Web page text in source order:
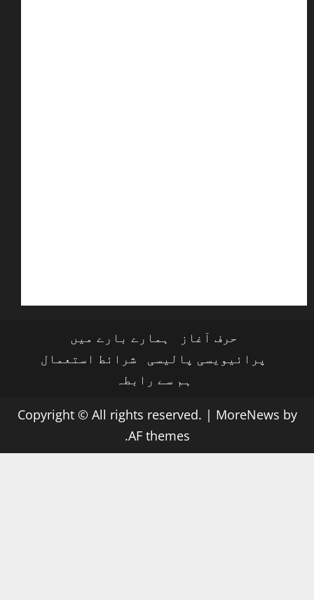
حرف آغاز
ہمارے بارے میں
پرائیویسی پالیسی
شرائط استعمال
ہم سے رابطہ
Copyright © All rights reserved. | MoreNews by
AF themes.